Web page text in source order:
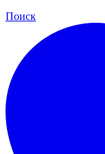
Поиск